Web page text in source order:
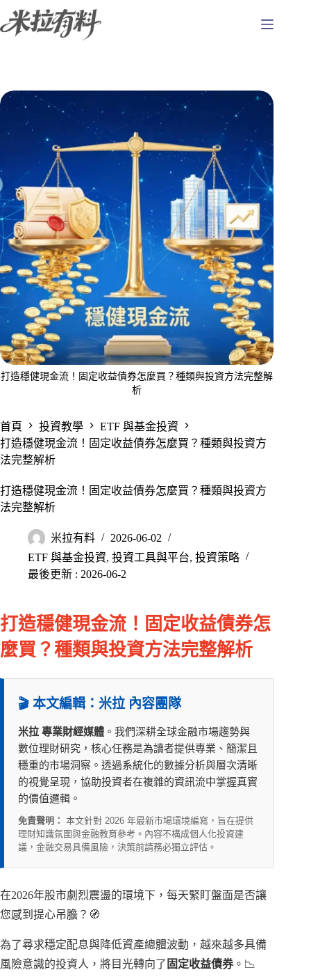
至
容
打造穩健現金流！固定收益債券怎麼買？種類與投資方法完整解
析
首頁 投資教學
ETF 與基金投資
打造穩健現金流！固定收益債券怎麼買？種類與投資方
法完整解析
打造穩健現金流！固定收益債券怎麼買？種類與投資方
法完整解析
米拉有料
2026-06-02
ETF 與基金投資, 投資工具與平台, 投資策略
最後更新 : 2026-06-2
打造穩健現金流！固定收益債券怎
麼買？種類與投資方法完整解析
🎬 本文編輯：米拉 內容團隊
米拉 專業財經媒體 。我們深耕全球金融市場趨勢與
數位理財研究，核心任務是為讀者提供專業、簡潔且
穩重的市場洞察。透過系統化的數據分析與層次清晰
的視覺呈現，協助投資者在複雜的資訊流中掌握真實
的價值邏輯。
免責聲明： 本文針對 2026 年最新市場環境編寫，旨在提供
理財知識氛圍與金融教育參考。內容不構成個人化投資建
議，金融交易具備風險，決策前請務必獨立評估。
在2026年股市劇烈震盪的環境下，每天緊盯盤面是否讓
您感到提心吊膽？🧭
為了尋求穩定配息與降低資產總體波動，越來越多具備
風險意識的投資人，將目光轉向了 固定收益債券。📉